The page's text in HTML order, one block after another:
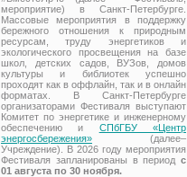
мероприятие) в Санкт-Петербурге.
Массовые мероприятия в поддержку
бережного отношения к природным
ресурсам, труду энергетиков и
экологического просвещения на базе
школ, детских садов, ВУЗов, домов
культуры и библиотек успешно
проходят как в оффлайн, так и в онлайн
форматах. В Санкт-Петербурге
организаторами Фестиваля выступают
Комитет по энергетике и инженерному
обеспечению и СПбГБУ «Центр
энергосбережения» (далее–
Учреждение). В 2026 году мероприятия
Фестиваля запланированы в период с
01 августа по 30 ноября.